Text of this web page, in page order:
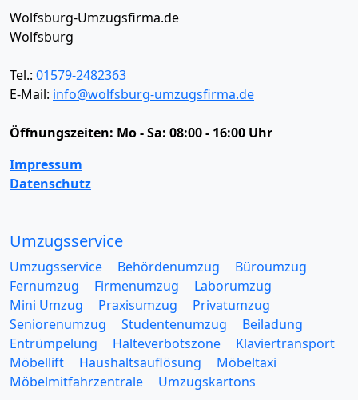
Wolfsburg-Umzugsfirma.de
Wolfsburg
Tel.: 01579-2482363
E-Mail: info@wolfsburg-umzugsfirma.de
Öffnungszeiten: Mo - Sa: 08:00 - 16:00 Uhr
Impressum
Datenschutz
Umzugsservice
Umzugsservice Behördenumzug
Büroumzug
Fernumzug
Firmenumzug
Laborumzug
Mini Umzug
Praxisumzug
Privatumzug
Seniorenumzug
Studentenumzug
Beiladung
Entrümpelung
Halteverbotszone
Klaviertransport
Möbellift
Haushaltsauflösung
Möbeltaxi
Möbelmitfahrzentrale
Umzugskartons